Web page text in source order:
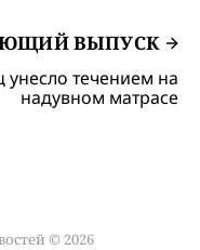
ВЫПУСК
течением на
надувном матрасе
© 2026